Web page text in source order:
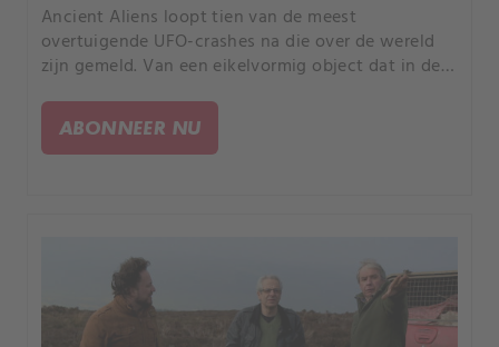
Ancient Aliens loopt tien van de meest
overtuigende UFO-crashes na die over de wereld
zijn gemeld. Van een eikelvormig object dat in de
mysterieus vaartuig dat in Japan aanspoelde.
ABONNEER NU